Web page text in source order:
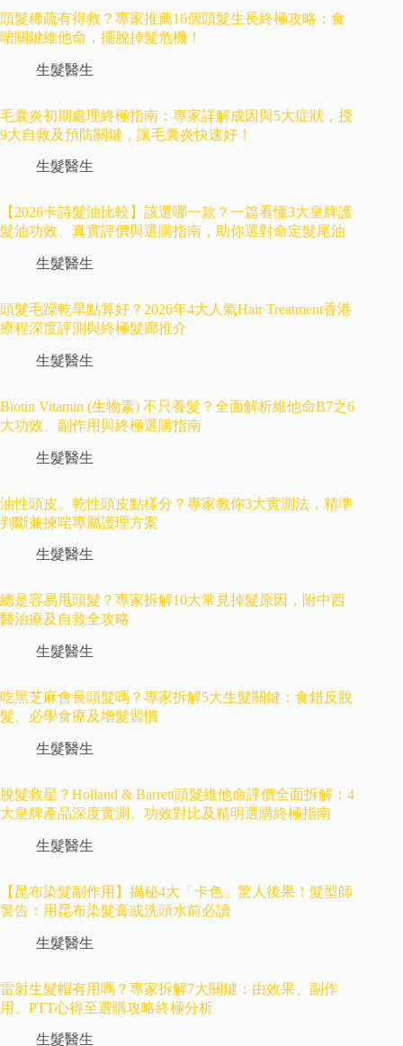
頭髮稀疏有得救？專家推薦16個頭髮生長終極攻略：食
啱關鍵維他命，擺脫掉髮危機！
生髮醫生
毛囊炎初期處理終極指南：專家詳解成因與5大症狀，授
9大自救及預防關鍵，讓毛囊炎快速好！
生髮醫生
【2026卡詩髮油比較】該選哪一款？一篇看懂3大皇牌護
髮油功效、真實評價與選購指南，助你選對命定髮尾油
生髮醫生
頭髮毛躁乾旱點算好？2026年4大人氣Hair Treatment香港
療程深度評測與終極髮廊推介
生髮醫生
Biotin Vitamin (生物素) 不只養髮？全面解析維他命B7之6
大功效、副作用與終極選購指南
生髮醫生
油性頭皮、乾性頭皮點樣分？專家教你3大實測法，精準
判斷兼揀啱專屬護理方案
生髮醫生
總是容易甩頭髮？專家拆解10大常見掉髮原因，附中西
醫治療及自救全攻略
生髮醫生
吃黑芝麻會長頭髮嗎？專家拆解5大生髮關鍵：食錯反脫
髮、必學食療及增髮習慣
生髮醫生
脫髮救星？Holland & Barrett頭髮維他命評價全面拆解：4
大皇牌產品深度實測、功效對比及精明選購終極指南
生髮醫生
【昆布染髮副作用】揭秘4大「卡色」驚人後果！髮型師
警告：用昆布染髮膏或洗頭水前必讀
生髮醫生
雷射生髮帽有用嗎？專家拆解7大關鍵：由效果、副作
用、PTT心得至選購攻略終極分析
生髮醫生